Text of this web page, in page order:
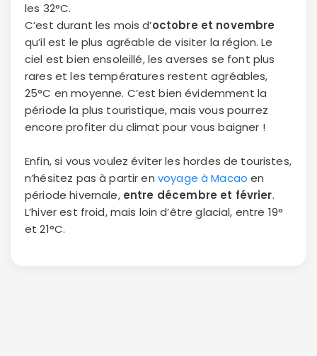
les 32°C.
C’est durant les mois d’octobre et novembre
qu’il est le plus agréable de visiter la région. Le
ciel est bien ensoleillé, les averses se font plus
rares et les températures restent agréables,
25°C en moyenne. C’est bien évidemment la
période la plus touristique, mais vous pourrez
encore profiter du climat pour vous baigner !
Enfin, si vous voulez éviter les hordes de touristes,
n’hésitez pas à partir en voyage à Macao en
période hivernale, entre décembre et février.
L’hiver est froid, mais loin d’être glacial, entre 19°
et 21°C.